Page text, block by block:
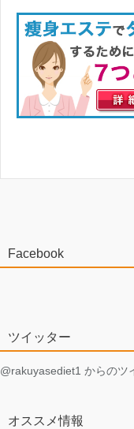
Facebook
ツイッター
@rakuyasediet1 からのツ
オススメ情報